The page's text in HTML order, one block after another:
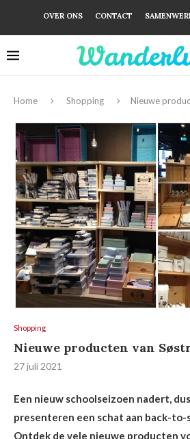
OVER ONS CONTACT
Home Shopping Nieuwe
Shopping
Nieuwe producten van
27 juli 2021
Een nieuw schoolseizoen nadert,
presenteren een schat aan back-
Ontdek de vele nieuwe producten